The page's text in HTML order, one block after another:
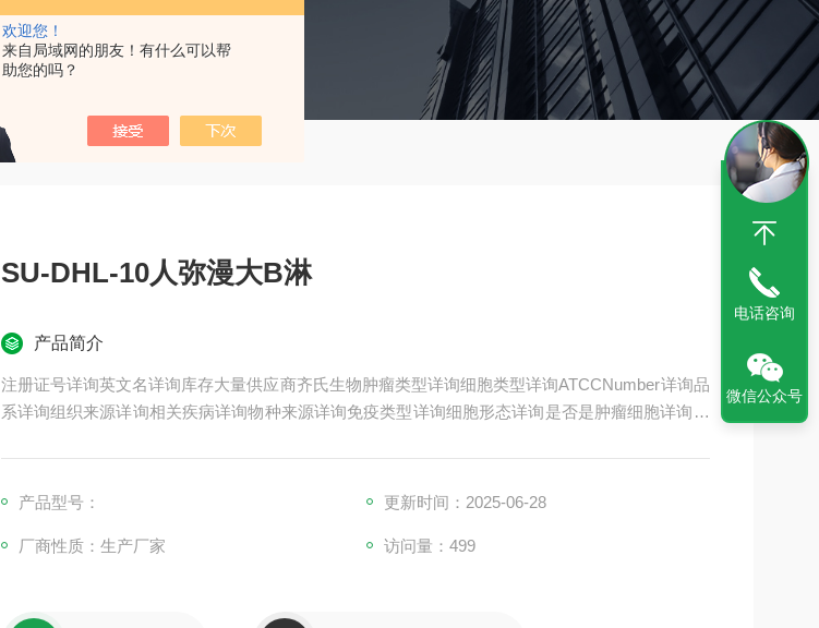
欢迎您！
来自局域网的朋友！有什么可以帮
助您的吗？
SU-DHL-10人弥漫大B淋
产品简介
注册证号详询英文名详询库存大量供应商齐氏生物肿瘤类型详询细胞类型详询ATCCNumber详询品
系详询组织来源详询相关疾病详询物种来源详询免疫类型详询细胞形态详询是否是肿瘤细胞详询器
产品型号：
更新时间：2025-06-28
厂商性质：生产厂家 访问量：499
电话咨询
微信公众号